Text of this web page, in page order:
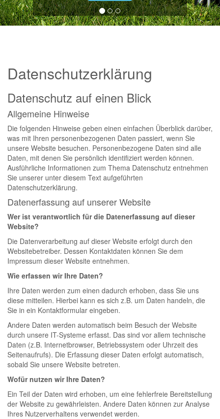
Datenschutzerklärung
Datenschutz auf einen Blick
Allgemeine Hinweise
Die folgenden Hinweise geben einen einfachen Überblick darüber,
was mit Ihren personenbezogenen Daten passiert, wenn Sie
unsere Website besuchen. Personenbezogene Daten sind alle
Daten, mit denen Sie persönlich identifiziert werden können.
Ausführliche Informationen zum Thema Datenschutz entnehmen
Sie unserer unter diesem Text aufgeführten
Datenschutzerklärung.
Datenerfassung auf unserer Website
Wer ist verantwortlich für die Datenerfassung auf dieser
Website?
Die Datenverarbeitung auf dieser Website erfolgt durch den
Websitebetreiber. Dessen Kontaktdaten können Sie dem
Impressum dieser Website entnehmen.
Wie erfassen wir Ihre Daten?
Ihre Daten werden zum einen dadurch erhoben, dass Sie uns
diese mitteilen. Hierbei kann es sich z.B. um Daten handeln, die
Sie in ein Kontaktformular eingeben.
Andere Daten werden automatisch beim Besuch der Website
durch unsere IT-Systeme erfasst. Das sind vor allem technische
Daten (z.B. Internetbrowser, Betriebssystem oder Uhrzeit des
Seitenaufrufs). Die Erfassung dieser Daten erfolgt automatisch,
sobald Sie unsere Website betreten.
Wofür nutzen wir Ihre Daten?
Ein Teil der Daten wird erhoben, um eine fehlerfreie Bereitstellung
der Website zu gewährleisten. Andere Daten können zur Analyse
Ihres Nutzerverhaltens verwendet werden.